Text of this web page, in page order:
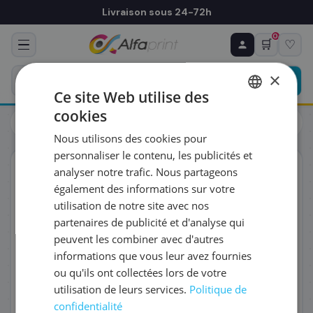
Livraison sous 24-72h
🛒
0
♡
Toners
Brother
ORIGINAL
♻ COMMANDE RÉCURRENTE
Prévoyez & économisez
Programmez votre prochain achat — notre équipe
vous prépare un devis personnalisé
RÉFÉRENCE DU PRODUIT
FRÉQUENCE
QUANTITÉ PAR LIVRAISON
DATE DE PREMIÈRE LIVRAISON SOUHAITÉE
×
Ce site Web utilise des
cookies
Nous utilisons des cookies pour
personnaliser le contenu, les publicités et
analyser notre trafic. Nous partageons
également des informations sur votre
utilisation de notre site avec nos
partenaires de publicité et d'analyse qui
peuvent les combiner avec d'autres
informations que vous leur avez fournies
ou qu'ils ont collectées lors de votre
utilisation de leurs services. Politique de
confidentialité